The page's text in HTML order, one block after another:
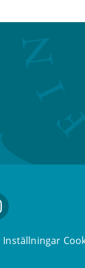
Inställningar